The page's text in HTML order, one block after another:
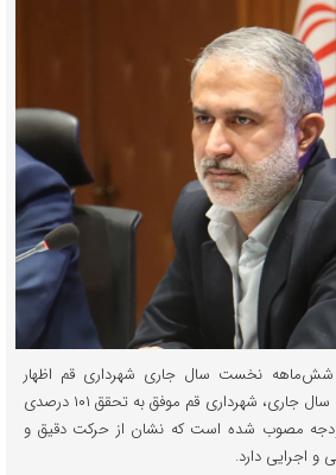
شش‌ماهه نخست سال جاری شهرداری قم اظهار
داشت: در شش‌ماهه نخست سال جاری، شهرداری قم موفق به تحقق ۱۰۱ درصدی
۸۸ درصد بودجه مصوب شده است که نشان از حرکت دقیق و
و اجرایی دارد.